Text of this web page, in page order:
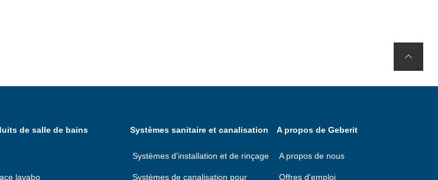
de salle de bains
lavabo
Systèmes sanitaire et canalisation
Systèmes d'installation et de rinçage
Systèmes de canalisation pour
A propos de Geberit
A propos de nous
Offres d'emploi